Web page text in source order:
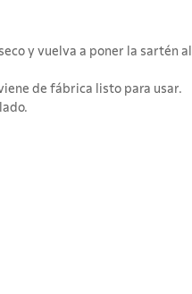
y vuelva a poner la sartén
de fábrica listo para usar.